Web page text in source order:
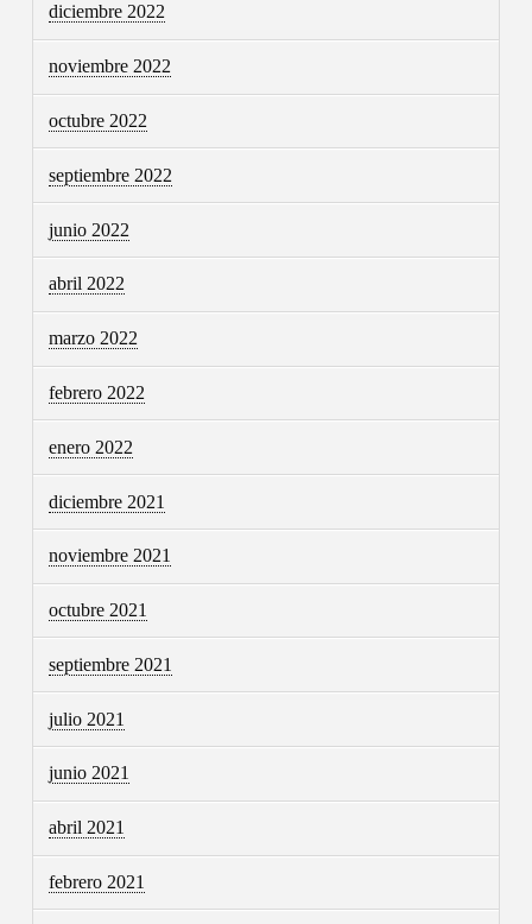
diciembre 2022
noviembre 2022
octubre 2022
septiembre 2022
junio 2022
abril 2022
marzo 2022
febrero 2022
enero 2022
diciembre 2021
noviembre 2021
octubre 2021
septiembre 2021
julio 2021
junio 2021
abril 2021
febrero 2021